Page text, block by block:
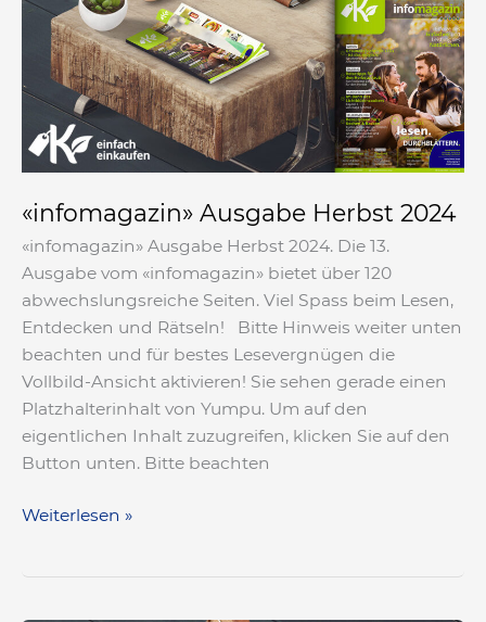
«infomagazin» Ausgabe Herbst 2024
«infomagazin» Ausgabe Herbst 2024. Die 13.
Ausgabe vom «infomagazin» bietet über 120
abwechslungsreiche Seiten. Viel Spass beim Lesen,
Entdecken und Rätseln! Bitte Hinweis weiter unten
beachten und für bestes Lesevergnügen die
Vollbild-Ansicht aktivieren! Sie sehen gerade einen
Platzhalterinhalt von Yumpu. Um auf den
eigentlichen Inhalt zuzugreifen, klicken Sie auf den
Button unten. Bitte beachten
Herbst
2024
Weiterlesen »